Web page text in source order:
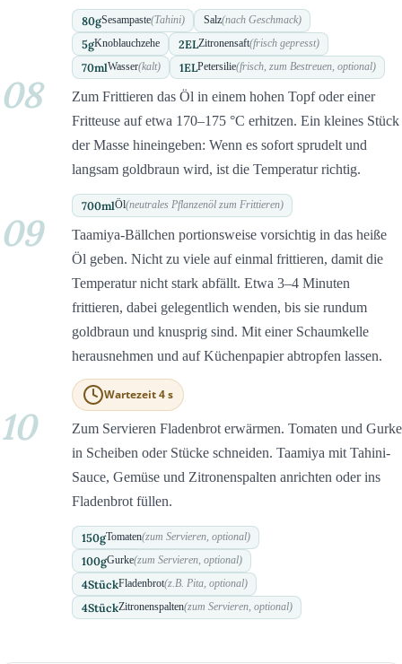
80gSesampaste(Tahini) Salz(nach Geschmack)
5gKnoblauchzehe 2ELZitronensaft(frisch gepresst)
70mlWasser(kalt) 1ELPetersilie(frisch, zum Bestreuen, optional)
08
Zum Frittieren das Öl in einem hohen Topf oder einer
Fritteuse auf etwa 170–175 °C erhitzen. Ein kleines Stück
der Masse hineingeben: Wenn es sofort sprudelt und
langsam goldbraun wird, ist die Temperatur richtig.
700mlÖl(neutrales Pflanzenöl zum Frittieren)
09
Taamiya-Bällchen portionsweise vorsichtig in das heiße
Öl geben. Nicht zu viele auf einmal frittieren, damit die
Temperatur nicht stark abfällt. Etwa 3–4 Minuten
frittieren, dabei gelegentlich wenden, bis sie rundum
goldbraun und knusprig sind. Mit einer Schaumkelle
herausnehmen und auf Küchenpapier abtropfen lassen.
Wartezeit 4 s
10
Zum Servieren Fladenbrot erwärmen. Tomaten und Gurke
in Scheiben oder Stücke schneiden. Taamiya mit Tahini-
Sauce, Gemüse und Zitronenspalten anrichten oder ins
Fladenbrot füllen.
150gTomaten(zum Servieren, optional)
100gGurke(zum Servieren, optional)
4StückFladenbrot(z.B. Pita, optional)
4StückZitronenspalten(zum Servieren, optional)